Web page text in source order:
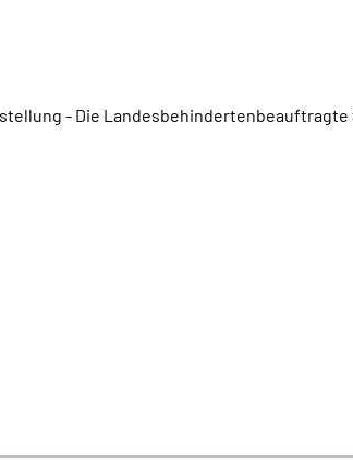
- Die